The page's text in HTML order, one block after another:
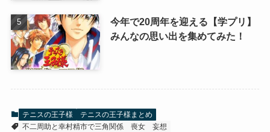
今年で20周年を迎える【学プリ】
みんなの思い出を集めてみた！
テニスの王子様
テニスの王子様まとめ
不二周助と幸村精市で三角関係
喪女 妄想